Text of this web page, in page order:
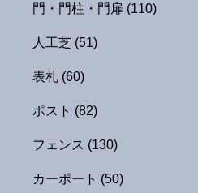
門・門柱・門扉 (110)
人工芝 (51)
表札 (60)
ポスト (82)
フェンス (130)
カーポート (50)